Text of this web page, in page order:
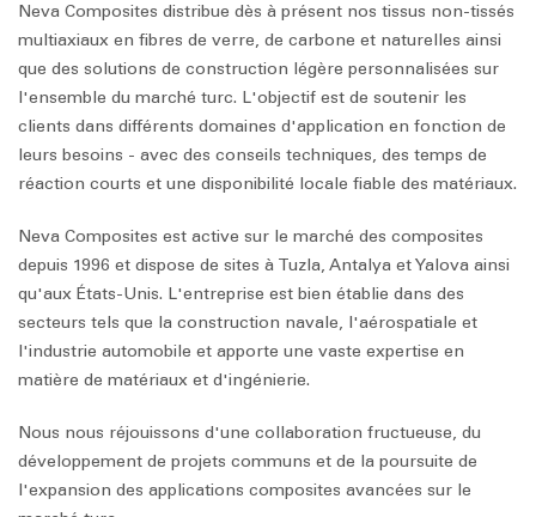
Neva Composites distribue dès à présent nos tissus non-tissés
multiaxiaux en fibres de verre, de carbone et naturelles ainsi
que des solutions de construction légère personnalisées sur
l'ensemble du marché turc. L'objectif est de soutenir les
clients dans différents domaines d'application en fonction de
leurs besoins - avec des conseils techniques, des temps de
réaction courts et une disponibilité locale fiable des matériaux.
Neva Composites est active sur le marché des composites
depuis 1996 et dispose de sites à Tuzla, Antalya et Yalova ainsi
qu'aux États-Unis. L'entreprise est bien établie dans des
secteurs tels que la construction navale, l'aérospatiale et
l'industrie automobile et apporte une vaste expertise en
matière de matériaux et d'ingénierie.
Nous nous réjouissons d'une collaboration fructueuse, du
développement de projets communs et de la poursuite de
l'expansion des applications composites avancées sur le